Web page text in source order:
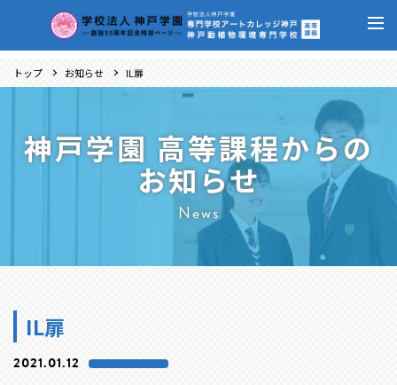
トップ お知らせ IL扉
神戸学園 高等課程からの
お知らせ
News
IL扉
2021.01.12